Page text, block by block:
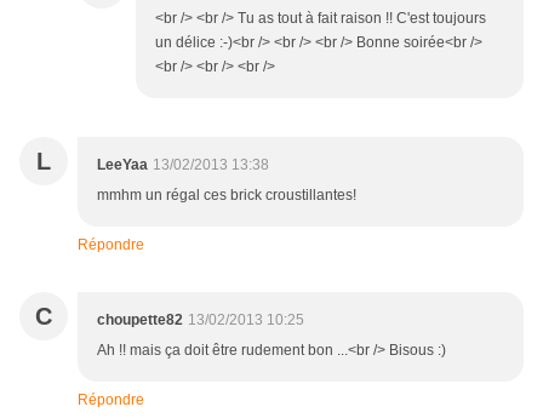
<br /> <br /> Tu as tout à fait raison !! C'est toujours
un délice :-)<br /> <br /> <br /> Bonne soirée<br />
<br /> <br /> <br />
L LeeYaa 13/02/2013 13:38
mmhm un régal ces brick croustillantes!
Répondre
C choupette82 13/02/2013 10:25
Ah !! mais ça doit être rudement bon ...<br /> Bisous :)
Répondre